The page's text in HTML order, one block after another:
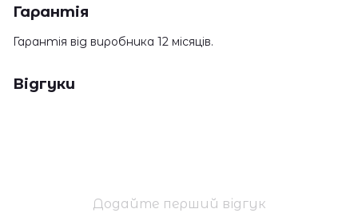
Гарантія
Гарантія від виробника 12 місяців.
Відгуки
Додайте перший відгук